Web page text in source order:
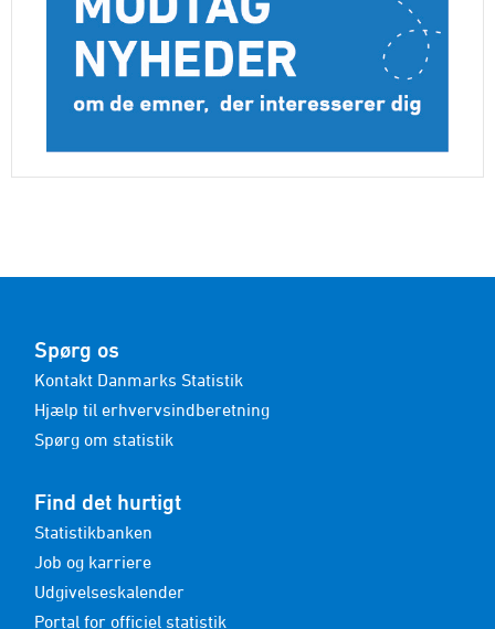
Spørg os
Kontakt Danmarks Statistik
Hjælp til erhvervsindberetning
Spørg om statistik
Find det hurtigt
Statistikbanken
Job og karriere
Udgivelseskalender
Portal for officiel statistik